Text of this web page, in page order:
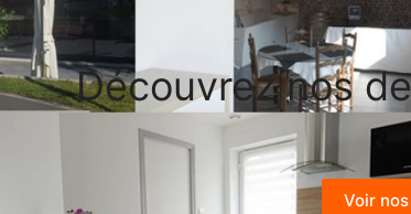
Découvrez nos
Voir